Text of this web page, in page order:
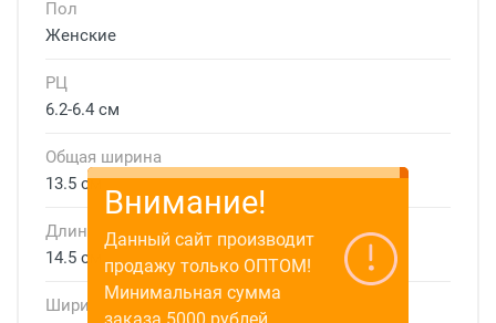
Пол
Женские
РЦ
6.2-6.4 см
Общая ширина
13.5 см
Длина дужки
14.5 см
Ширина линзы
Внимание!
Данный сайт производит
продажу только ОПТОМ!
Минимальная сумма